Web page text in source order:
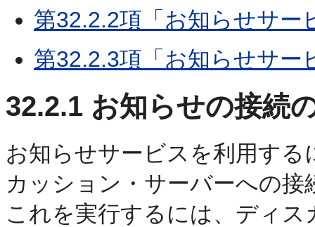
第32.2.2項「お知らせサー
第32.2.3項「お知らせサ
32.2.1 お知らせの接続
お知らせサービスを利用す
カッション・サーバーへの
これを実行するには、ディ